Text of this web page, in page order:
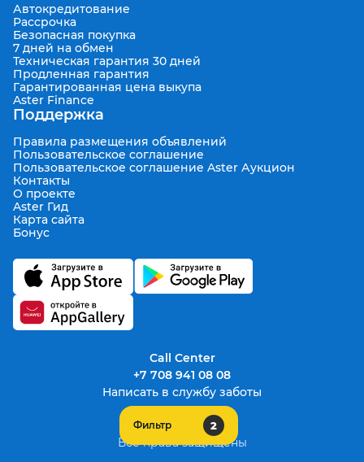
Фильтр 2
Автокредитование
Рассрочка
Безопасная покупка
7 дней на обмен
Техническая гарантия 30 дней
Продленная гарантия
Гарантированная цена выкупа
Aster Finance
Поддержка
Правила размещения объявлений
Пользовательское соглашение
Пользовательское соглашение Aster Аукцион
Контакты
О проекте
Aster Гид
Карта сайта
Бонус
Call Center
+7 708 941 08 08
Написать в службу заботы
support@aster.kz
Все права защищены